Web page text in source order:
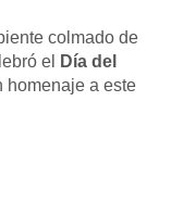
colmado de
el
Día del
homenaje a este